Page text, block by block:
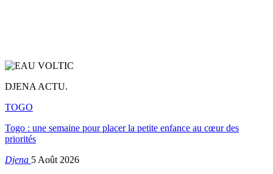
DJENA ACTU.
TOGO
Togo : une semaine pour placer la petite enfance au cœur des
priorités
Djena 5 Août 2026